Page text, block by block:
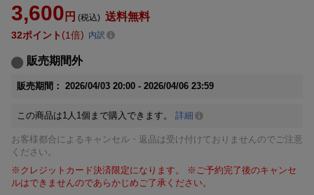
3,600 円 (税込) 送料無料
32ポイント 1倍 内訳
販売期間外
販売期間： 2026/04/03 20:00 - 2026/04/06 23:59
この商品は1人1個まで購入できます。 詳細
お客様都合によるキャンセル・返品は受け付けておりませんのでご注意
ください。
※クレジットカード決済限定になります。 ※ご予約完了後のキャンセ
ルはできませんのであらかじめご了承ください。